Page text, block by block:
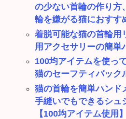
の少ない首輪の作り方
輪を嫌がる猫におすす
着脱可能な猫の首輪用
用アクセサリーの簡単
100均アイテムを使っ
猫のセーフティバック
猫の首輪を簡単ハンド
手縫いでもできるシュ
【100均アイテム使用】